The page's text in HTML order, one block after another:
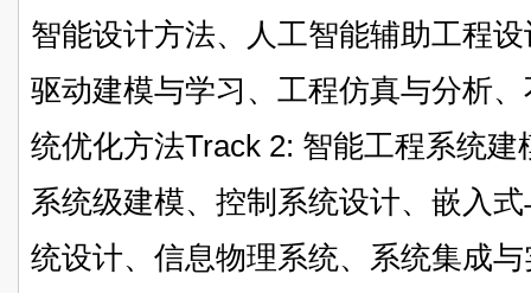
智能设计方法、人工智能辅助工程
驱动建模与学习、工程仿真与分析
统优化方法Track 2: 智能工程系统建
系统级建模、控制系统设计、嵌入
统设计、信息物理系统、系统集成